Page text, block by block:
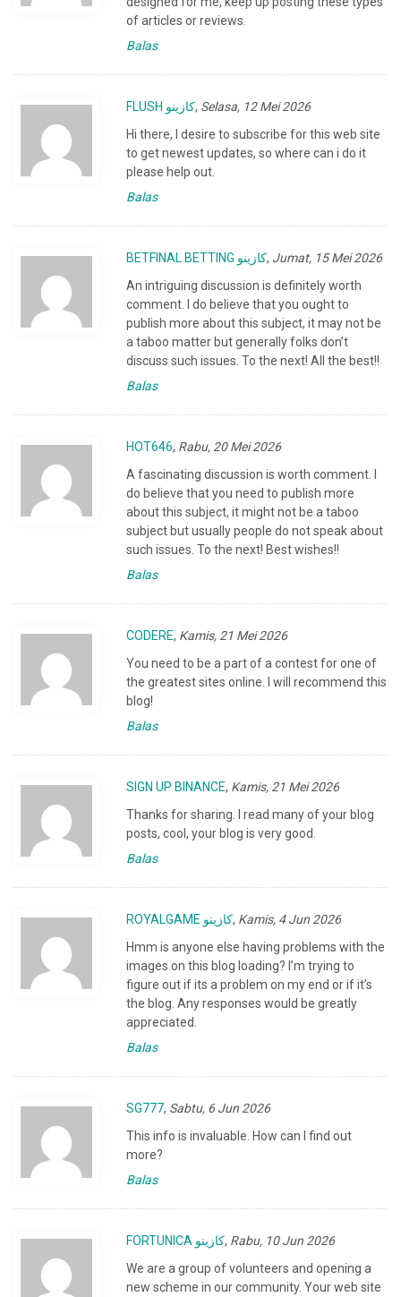
of articles or reviews.
Balas
FLUSH كازينو, Selasa, 12 Mei 2026
Hi there, I desire to subscribe for this web site
to get newest updates, so where can i do it
please help out.
Balas
BETFINAL BETTING كازينو, Jumat, 15 Mei 2026
An intriguing discussion is definitely worth
comment. I do believe that you ought to
publish more about this subject, it may not be
a taboo matter but generally folks don’t
discuss such issues. To the next! All the best!!
Balas
HOT646, Rabu, 20 Mei 2026
A fascinating discussion is worth comment. I
do believe that you need to publish more
about this subject, it might not be a taboo
subject but usually people do not speak about
such issues. To the next! Best wishes!!
Balas
CODERE, Kamis, 21 Mei 2026
You need to be a part of a contest for one of
the greatest sites online. I will recommend this
blog!
Balas
SIGN UP BINANCE, Kamis, 21 Mei 2026
Thanks for sharing. I read many of your blog
posts, cool, your blog is very good.
Balas
ROYALGAME كازينو, Kamis, 4 Jun 2026
Hmm is anyone else having problems with the
images on this blog loading? I’m trying to
figure out if its a problem on my end or if it’s
the blog. Any responses would be greatly
appreciated.
Balas
SG777, Sabtu, 6 Jun 2026
This info is invaluable. How can I find out
more?
Balas
FORTUNICA كازينو, Rabu, 10 Jun 2026
We are a group of volunteers and opening a
new scheme in our community. Your web site